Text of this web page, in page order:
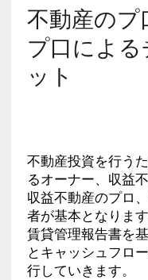
不動産のプ
プ口によ
ット
不動産投資を行う
るオーナー、収益
収益不動産のプロ
者が基本となります
賃貸管理報告書を
とキャッシュフロ
行していきます。